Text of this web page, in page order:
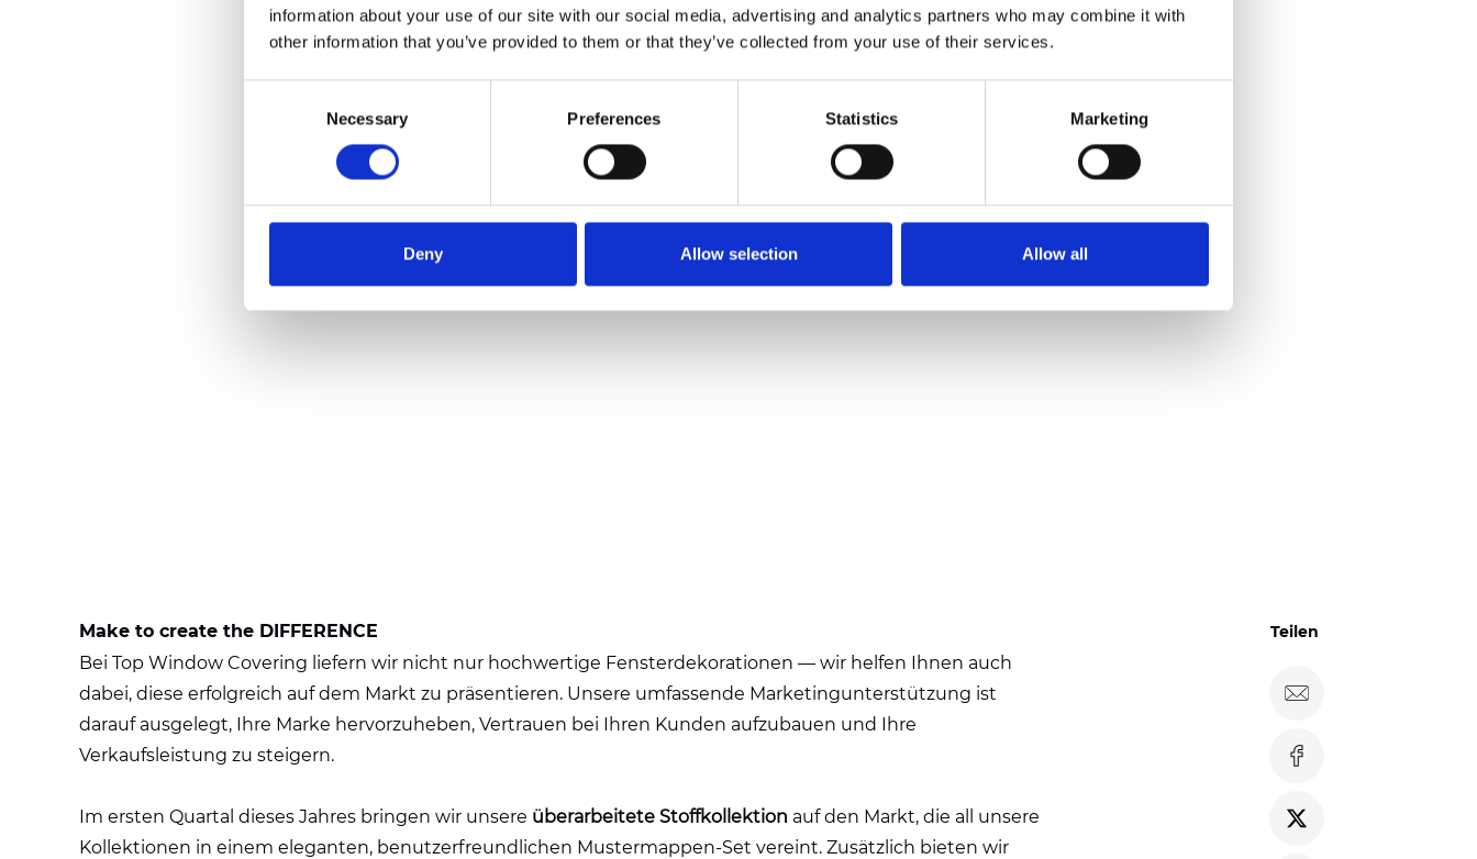
information about your use of our site with our social media, advertising and analytics partners who may combine it with
other information that you’ve provided to them or that they’ve collected from your use of their services.
Necessary Preferences Statistics Marketing
Deny Allow selection Allow all
Make to create the DIFFERENCE
Bei Top Window Covering liefern wir nicht nur hochwertige Fensterdekorationen — wir helfen Ihnen auch
dabei, diese erfolgreich auf dem Markt zu präsentieren. Unsere umfassende Marketingunterstützung ist
darauf ausgelegt, Ihre Marke hervorzuheben, Vertrauen bei Ihren Kunden aufzubauen und Ihre
Verkaufsleistung zu steigern.
Im ersten Quartal dieses Jahres bringen wir unsere überarbeitete Stoffkollektion auf den Markt, die all unsere
Kollektionen in einem eleganten, benutzerfreundlichen Mustermappen-Set vereint. Zusätzlich bieten wir
Teilen